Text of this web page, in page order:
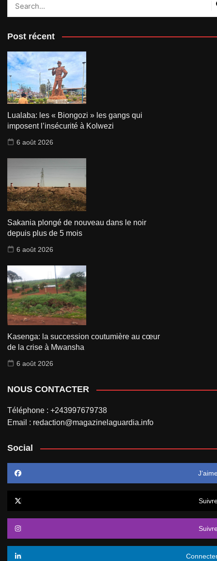
Post récent
Lualaba: les « Biongozi » les gangs qui
imposent l’insécurité à Kolwezi
6 août 2026
Sakania plongé de nouveau dans le noir
depuis plus de 5 mois
6 août 2026
Kasenga: la succession coutumière au cœur
de la crise à Mwansha
6 août 2026
NOUS CONTACTER
Téléphone : +243997679738
Email : redaction@magazinelaguardia.info
Social